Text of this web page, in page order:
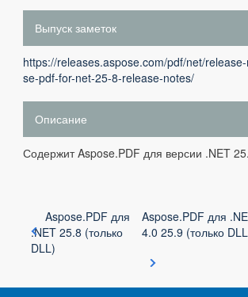
Выпуск заметок
https://releases.aspose.com/pdf/net/
se-pdf-for-net-25-8-release-notes/
Описание
Содержит Aspose.PDF для версии .NET
Aspose.PDF для
.NET 25.8 (только
DLL)
Aspose.PDF для
4.0 25.9 (только